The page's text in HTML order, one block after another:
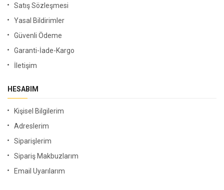
Satış Sözleşmesi
Yasal Bildirimler
Güvenli Ödeme
Garanti-İade-Kargo
İletişim
HESABIM
Kişisel Bilgilerim
Adreslerim
Siparişlerim
Sipariş Makbuzlarım
Email Uyarılarım